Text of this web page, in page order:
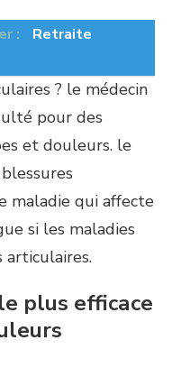
:
Retraite
? le médecin
pour des
et douleurs. le
maladie qui affecte
si les maladies
articulaires.
plus efficace